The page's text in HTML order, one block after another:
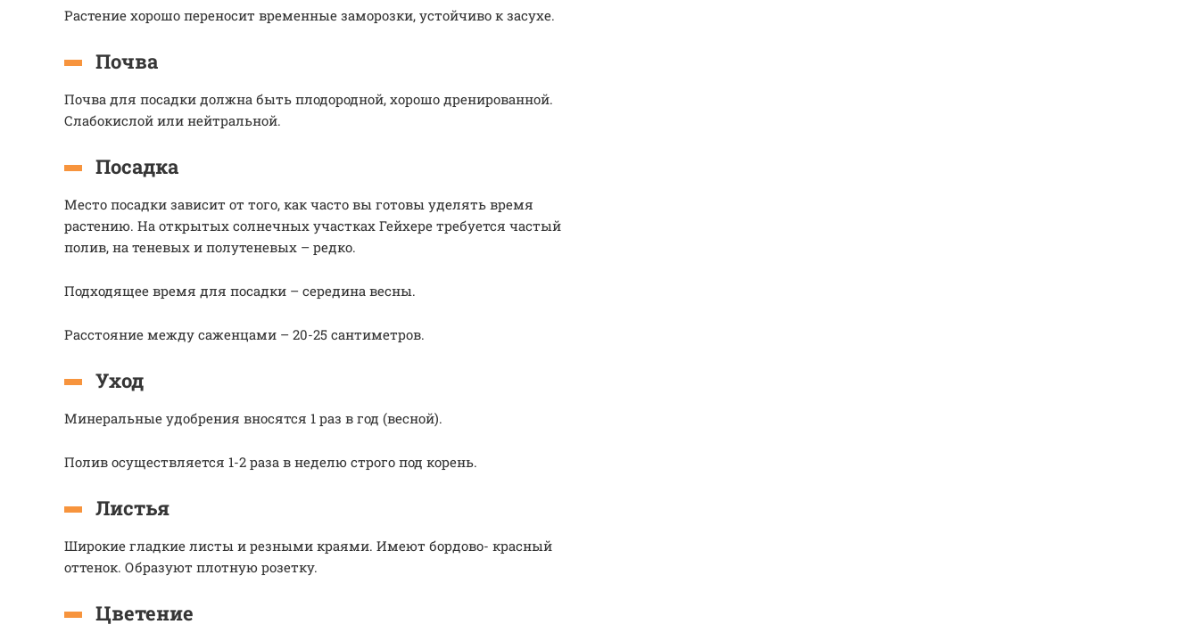
Растение хорошо переносит временные заморозки, устойчиво к засухе.
Почва
Почва для посадки должна быть плодородной, хорошо дренированной.
Слабокислой или нейтральной.
Посадка
Место посадки зависит от того, как часто вы готовы уделять время
растению. На открытых солнечных участках Гейхере требуется частый
полив, на теневых и полутеневых – редко.
Подходящее время для посадки – середина весны.
Расстояние между саженцами – 20-25 сантиметров.
Уход
Минеральные удобрения вносятся 1 раз в год (весной).
Полив осуществляется 1-2 раза в неделю строго под корень.
Листья
Широкие гладкие листы и резными краями. Имеют бордово- красный
оттенок. Образуют плотную розетку.
Цветение